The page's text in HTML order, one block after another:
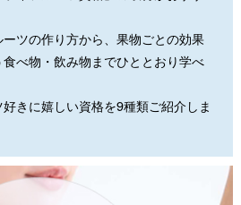
ツの作り方から、果物ごとの効果
べ物・飲み物までひととおり学べ
きに嬉しい資格を9種類ご紹介しま